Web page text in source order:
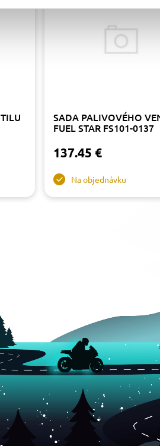
SADA PALIVOVÉHO
FUEL STAR FS101-0137
137.45 €
Na objednávku